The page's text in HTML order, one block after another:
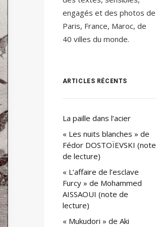
engagés et des photos de
Paris, France, Maroc, de
40 villes du monde.
ARTICLES RÉCENTS
La paille dans l’acier
« Les nuits blanches » de
Fédor DOSTOÏEVSKI (note
de lecture)
« L’affaire de l’esclave
Furcy » de Mohammed
AISSAOUI (note de
lecture)
« Mukudori » de Aki